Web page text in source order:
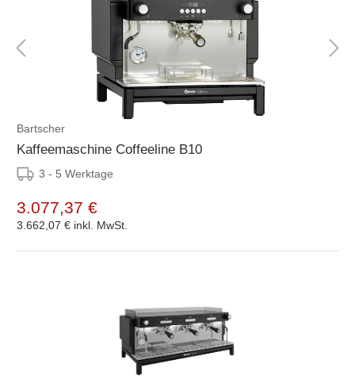
Bartscher
Kaffeemaschine Coffeeline B10
3 - 5 Werktage
3.077,37 €
3.662,07 € inkl. MwSt.